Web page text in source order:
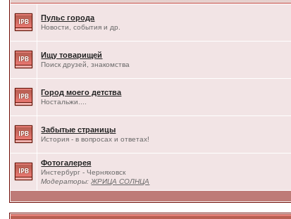
Пульс города
Новости, события и др.
Ищу товарищей
Поиск друзей, знакомства
Город моего детства
Ностальжи....
Забытые страницы
История - в вопросах и ответах!
Фотогалерея
Инстербург - Черняховск
Модераторы:ЖРИЦА СОЛНЦА